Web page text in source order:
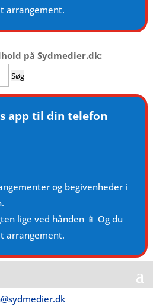
arrangement.
på Sydmedier.dk:
app til din telefon
og begivenheder i
lige ved hånden 📱 Og du
arrangement.